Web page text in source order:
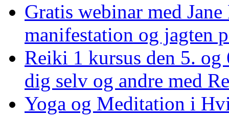
Gratis webinar med
manifestation og jagten
Reiki 1 kursus den 5.
dig selv og andre med
Yoga og Meditation i